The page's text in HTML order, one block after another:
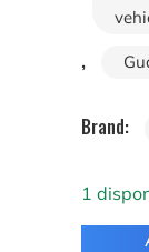
,
Brand:
1